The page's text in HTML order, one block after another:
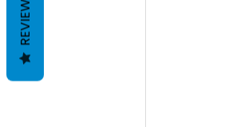
REVIEWS